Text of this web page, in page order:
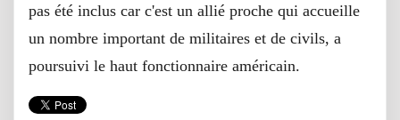
pas été inclus car c'est un allié proche qui accueille
un nombre important de militaires et de civils, a
poursuivi le haut fonctionnaire américain.